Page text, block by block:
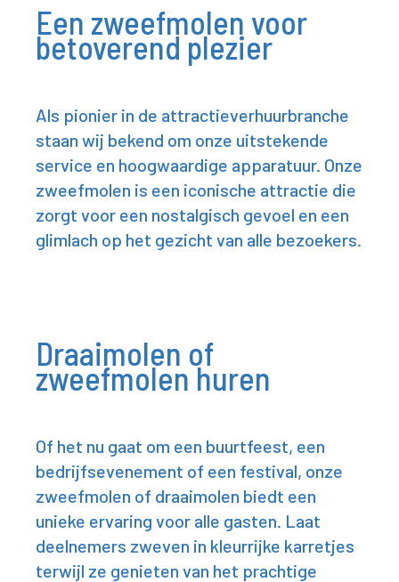
Een zweefmolen voor
betoverend plezier
Als pionier in de attractieverhuurbranche
staan wij bekend om onze uitstekende
service en hoogwaardige apparatuur. Onze
zweefmolen is een iconische attractie die
zorgt voor een nostalgisch gevoel en een
glimlach op het gezicht van alle bezoekers.
Draaimolen of
zweefmolen huren
Of het nu gaat om een buurtfeest, een
bedrijfsevenement of een festival, onze
zweefmolen of draaimolen biedt een
unieke ervaring voor alle gasten. Laat
deelnemers zweven in kleurrijke karretjes
terwijl ze genieten van het prachtige